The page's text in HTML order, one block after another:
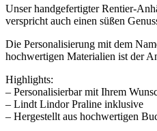
Unser handgefertigter Rentier-
verspricht auch einen süßen
Die Personalisierung mit dem
hochwertigen Materialien ist der
Highlights:
– Personalisierbar mit Ihrem
– Lindt Lindor Praline inklusive
– Hergestellt aus hochwertigen